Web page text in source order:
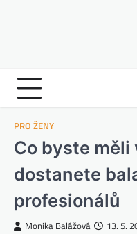
PRO ŽENY
Co byste měli
dostanete
profesionálů
Monika Balážová 13. 5.